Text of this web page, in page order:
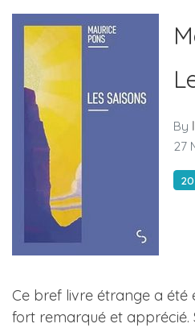
By
27
Ce bref livre étrange a été
fort remarqué et apprécié.